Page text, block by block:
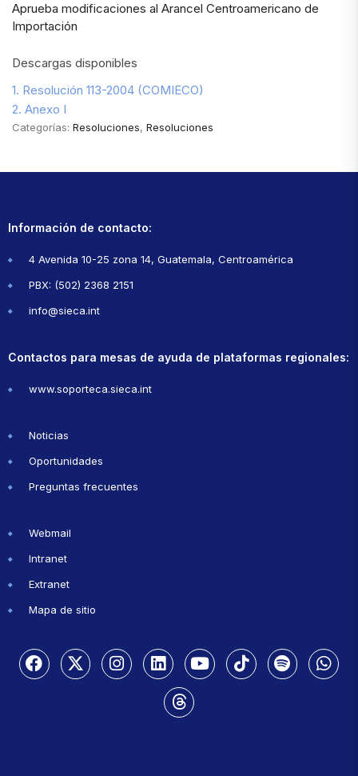
Aprueba modificaciones al Arancel Centroamericano de
Importación
Descargas disponibles
1. Resolución 113-2004 (COMIECO)
2. Anexo I
Categorías: Resoluciones, Resoluciones
Información de contacto:
4 Avenida 10-25 zona 14, Guatemala, Centroamérica
PBX: (502) 2368 2151
info@sieca.int
Contactos para mesas de ayuda de plataformas regionales:
www.soporteca.sieca.int
Noticias
Oportunidades
Preguntas frecuentes
Webmail
Intranet
Extranet
Mapa de sitio